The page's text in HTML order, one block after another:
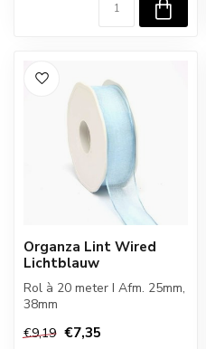
Organza Lint Wired
Lichtblauw
Rol à 20 meter I Afm. 25mm,
38mm
€9,19 €7,35